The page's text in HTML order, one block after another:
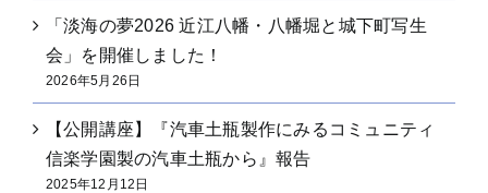
「淡海の夢2026 近江八幡・八幡堀と城下町写生
会」を開催しました！
2026年5月26日
【公開講座】『汽車土瓶製作にみるコミュニティ
信楽学園製の汽車土瓶から』報告
2025年12月12日